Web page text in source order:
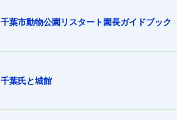
千葉市動物公園リスタート園長ガイドブック
千葉氏と城館